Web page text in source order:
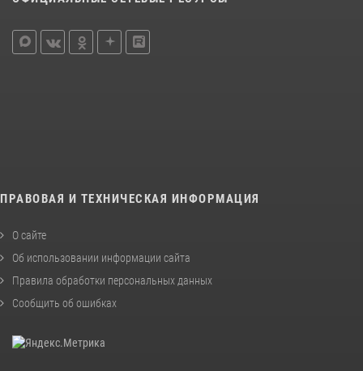
ПРАВОВАЯ И ТЕХНИЧЕСКАЯ ИНФОРМАЦИЯ
О сайте
Об использовании информации сайта
Правила обработки персональных данных
Сообщить об ошибках